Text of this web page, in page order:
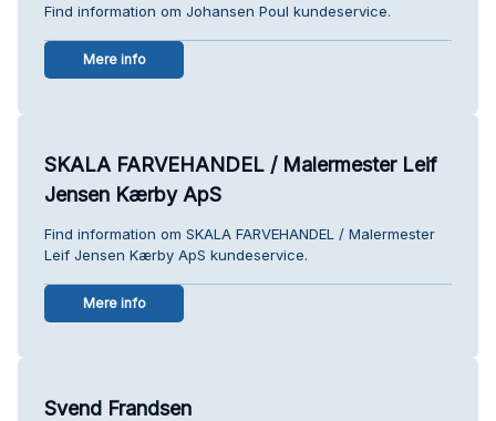
Find information om Johansen Poul kundeservice.
Mere info
SKALA FARVEHANDEL / Malermester Leif
Jensen Kærby ApS
Find information om SKALA FARVEHANDEL / Malermester
Leif Jensen Kærby ApS kundeservice.
Mere info
Svend Frandsen